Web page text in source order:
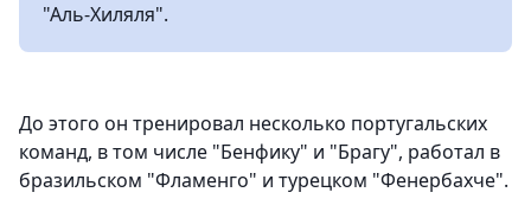
"Аль‑Хиляля".
До этого он тренировал несколько португальских
команд, в том числе "Бенфику" и "Брагу", работал в
бразильском "Фламенго" и турецком "Фенербахче".